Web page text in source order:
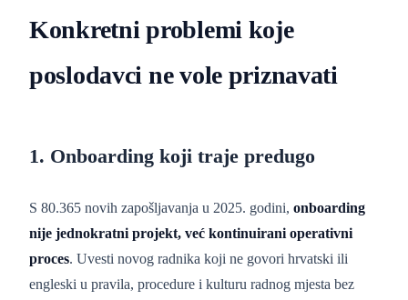
Konkretni problemi koje
poslodavci ne vole priznavati
1. Onboarding koji traje predugo
S 80.365 novih zapošljavanja u 2025. godini, onboarding
nije jednokratni projekt, već kontinuirani operativni
proces. Uvesti novog radnika koji ne govori hrvatski ili
engleski u pravila, procedure i kulturu radnog mjesta bez